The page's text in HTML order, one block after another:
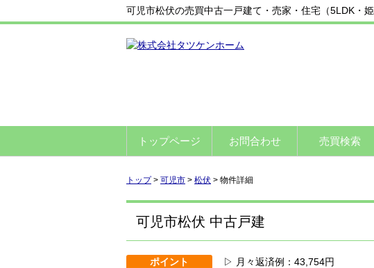
可児市松伏の売買中古一戸建て・売家・住宅（5LDK・
トップページ お問合わせ 売買検索
トップ> 可児市 > 松伏 > 物件詳細
可児市松伏 中古戸建
ポイント ▷ 月々返済例：43,754円